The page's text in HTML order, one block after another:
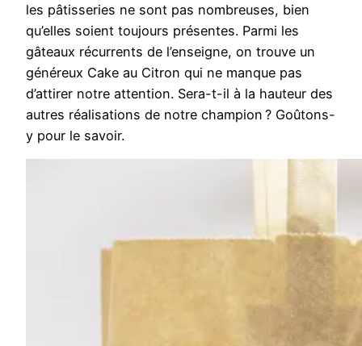
les pâtisseries ne sont pas nombreuses, bien
qu’elles soient toujours présentes. Parmi les
gâteaux récurrents de l’enseigne, on trouve un
généreux Cake au Citron qui ne manque pas
d’attirer notre attention. Sera-t-il à la hauteur des
autres réalisations de notre champion ? Goûtons-
y pour le savoir.